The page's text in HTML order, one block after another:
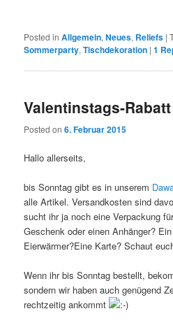
Posted in Allgemein,Neues, Reliefs |
Sommerparty,Tischdekoration |1
Valentinstags-Rabatt
Posted on6. Februar 2015
Hallo allerseits,
bis Sonntag gibt es in unserem
alle Artikel. Versandkosten sind
sucht ihr ja noch eine Verpackung
Geschenk oder einen Anhänger?
Eierwärmer?Eine Karte? Schaut
Wenn ihr bis Sonntag bestellt,
sondern wir haben auch genügend
rechtzeitig ankommt